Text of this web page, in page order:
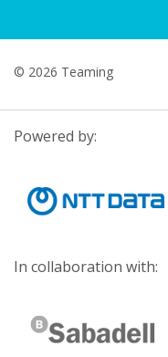
© 2026 Teaming
Powered by:
In collaboration with: